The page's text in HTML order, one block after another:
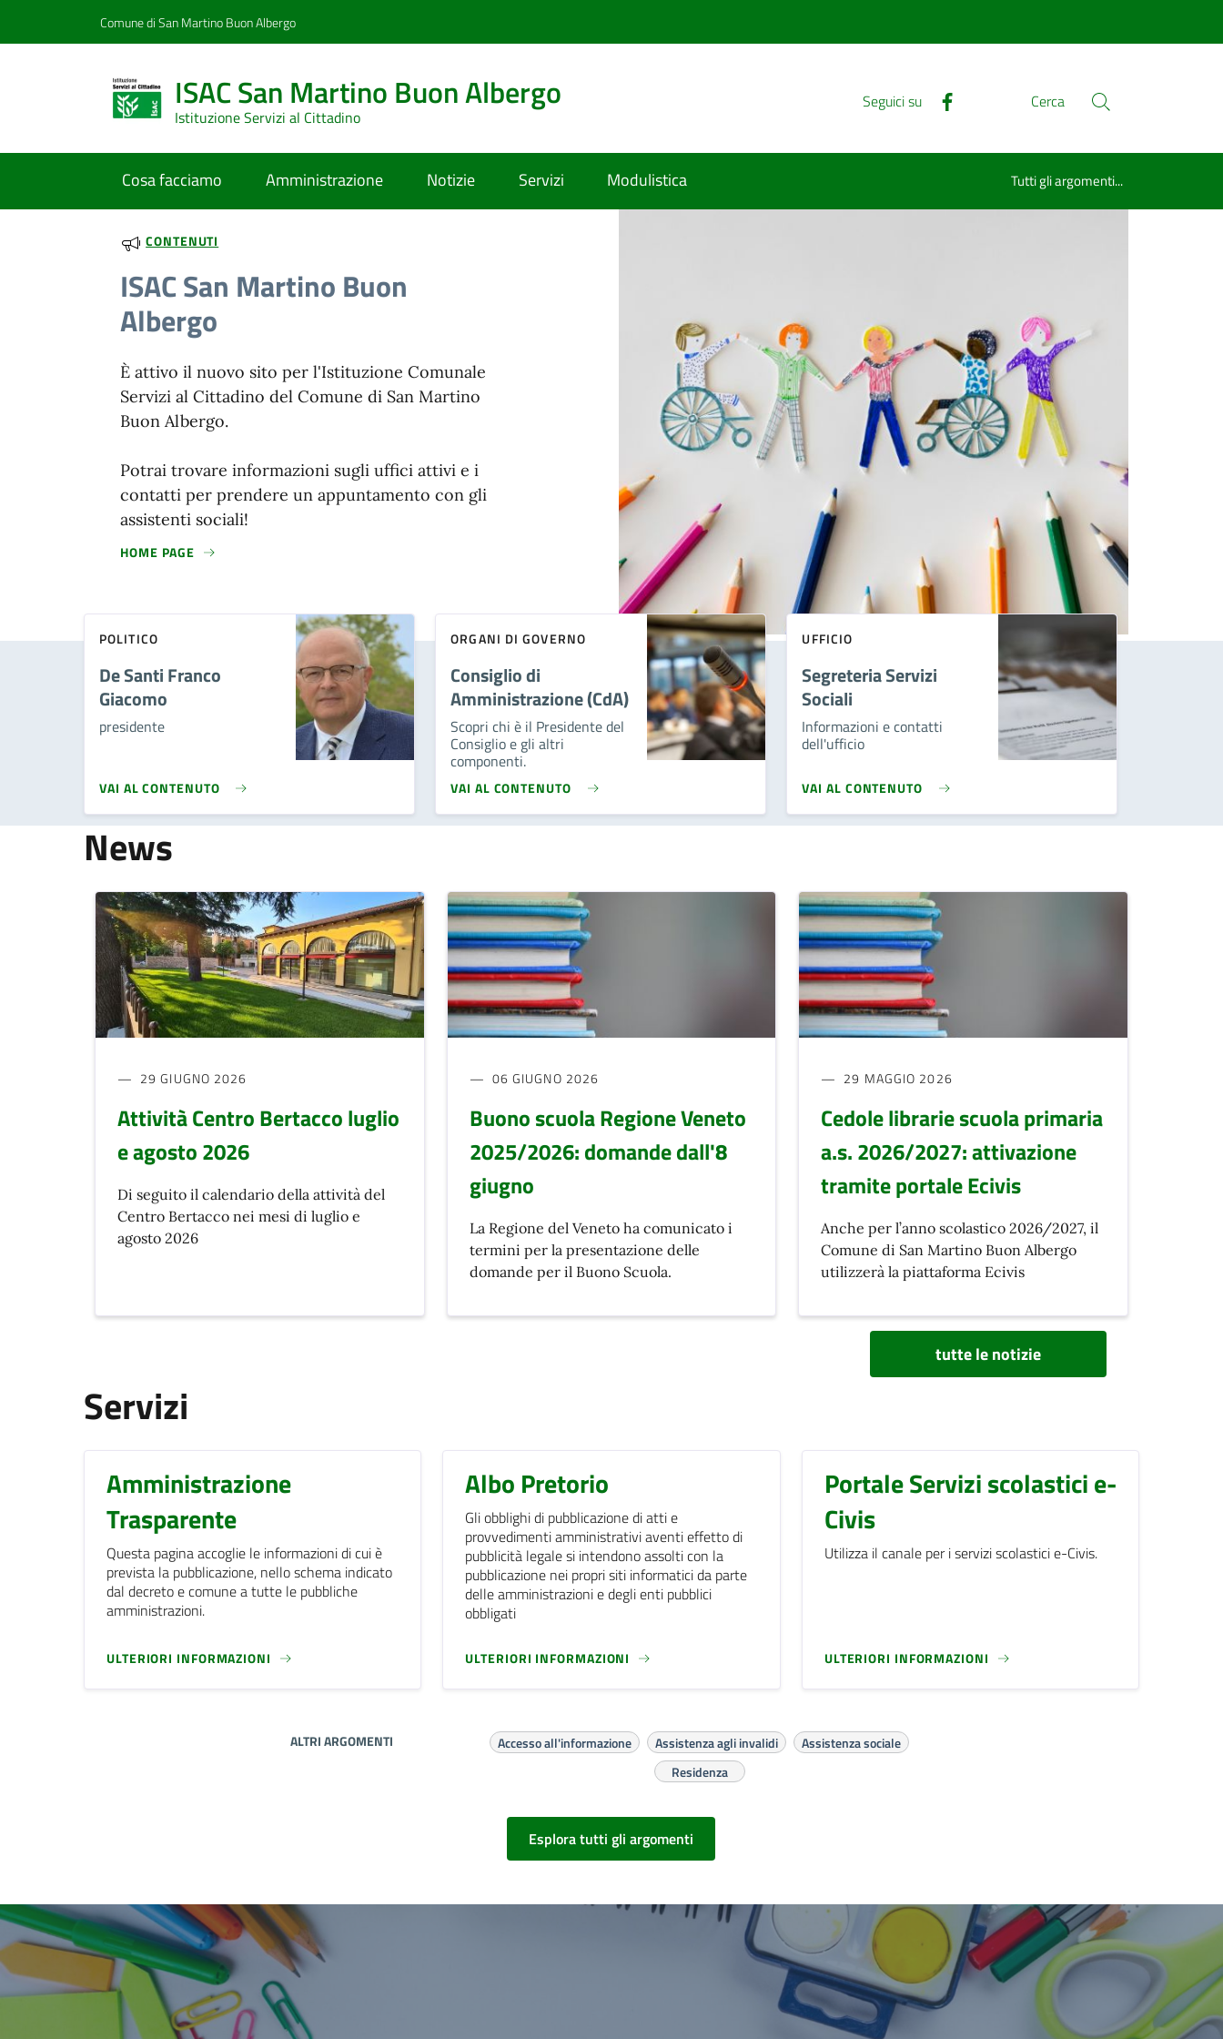
Comune di San Martino Buon Albergo
ISAC San Martino Buon Albergo
Istituzione Servizi al Cittadino
Seguici su Cerca
Cosa facciamo Amministrazione Notizie Servizi Modulistica Tutti gli argomenti...
CONTENUTI
ISAC San Martino Buon
Albergo
È attivo il nuovo sito per l'Istituzione Comunale
Servizi al Cittadino del Comune di San Martino
Buon Albergo.
Potrai trovare informazioni sugli uffici attivi e i
contatti per prendere un appuntamento con gli
assistenti sociali!
HOME PAGE
POLITICO
De Santi Franco
Giacomo
presidente
VAI AL CONTENUTO
ORGANI DI GOVERNO
Consiglio di
Amministrazione (CdA)
Scopri chi è il Presidente del
Consiglio e gli altri
componenti.
VAI AL CONTENUTO
UFFICIO
Segreteria Servizi
Sociali
Informazioni e contatti
dell'ufficio
VAI AL CONTENUTO
News
29 GIUGNO 2026
Attività Centro Bertacco luglio
e agosto 2026
Di seguito il calendario della attività del
Centro Bertacco nei mesi di luglio e
agosto 2026
06 GIUGNO 2026
Buono scuola Regione Veneto
2025/2026: domande dall'8
giugno
La Regione del Veneto ha comunicato i
termini per la presentazione delle
domande per il Buono Scuola.
29 MAGGIO 2026
Cedole librarie scuola primaria
a.s. 2026/2027: attivazione
tramite portale Ecivis
Anche per l’anno scolastico 2026/2027, il
Comune di San Martino Buon Albergo
utilizzerà la piattaforma Ecivis
tutte le notizie
Servizi
Amministrazione
Trasparente
Questa pagina accoglie le informazioni di cui è
prevista la pubblicazione, nello schema indicato
dal decreto e comune a tutte le pubbliche
amministrazioni.
ULTERIORI INFORMAZIONI
Albo Pretorio
Gli obblighi di pubblicazione di atti e
provvedimenti amministrativi aventi effetto di
pubblicità legale si intendono assolti con la
pubblicazione nei propri siti informatici da parte
delle amministrazioni e degli enti pubblici
obbligati
ULTERIORI INFORMAZIONI
Portale Servizi scolastici e-
Civis
Utilizza il canale per i servizi scolastici e-Civis.
ULTERIORI INFORMAZIONI
ALTRI ARGOMENTI Accesso all'informazione Assistenza agli invalidi
Assistenza sociale
Residenza
Esplora tutti gli argomenti